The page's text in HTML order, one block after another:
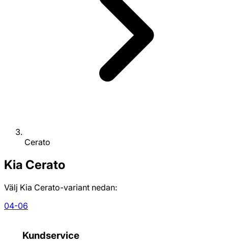
Cerato
Kia Cerato
Välj Kia Cerato-variant nedan:
04-06
Kundservice